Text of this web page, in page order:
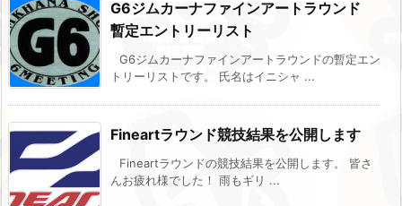
G6ジムカーナファインアートラウンド
暫定エントリーリスト
G6ジムカーナファインアートラウンドの暫定エン
トリーリストです。 氏名はイニシャ ...
Fineartラウンド競技結果を公開します
Fineartラウンドの競技結果を公開します。 皆さ
んお疲れ様でした！ 雨もギリ ...